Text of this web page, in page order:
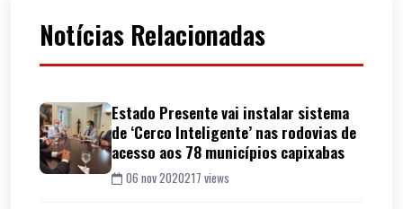
Notícias Relacionadas
Estado Presente vai instalar sistema
de ‘Cerco Inteligente’ nas rodovias de
acesso aos 78 municípios capixabas
06 nov 2020217 views